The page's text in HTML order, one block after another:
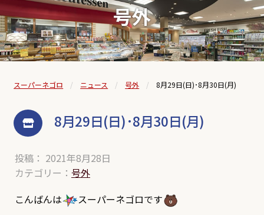
号外
スーパーネゴロ ニュース 号外 8月29日(日)･8月30日(月)
8月29日(日)･8月30日(月)
投稿： 2021年8月28日
カテゴリー： 号外
こんばんは
スーパーネゴロです